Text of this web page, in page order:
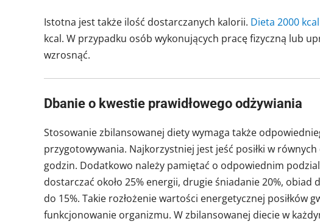
Istotna jest także ilość dostarczanych kalorii. Dieta 2000 kcal
kcal. W przypadku osób wykonujących pracę fizyczną lub
wzrosnąć.
Dbanie o kwestie prawidłowego odżywiania
Stosowanie zbilansowanej diety wymaga także
przygotowywania. Najkorzystniej jest jeść posiłki w
godzin. Dodatkowo należy pamiętać o odpowiednim
dostarczać około 25% energii, drugie śniadanie 20%, obiad
do 15%. Takie rozłożenie wartości energetycznej posiłków
funkcjonowanie organizmu. W zbilansowanej diecie w